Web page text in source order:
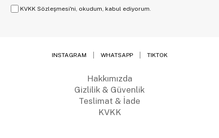
KVKK Sözleşmesi'ni, okudum, kabul ediyorum.
INSTAGRAM WHATSAPP TIKTOK
Hakkımızda
Gizlilik & Güvenlik
Teslimat & İade
KVKK